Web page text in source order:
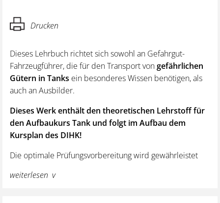
Drucken
Dieses Lehrbuch richtet sich sowohl an Gefahrgut-
Fahrzeugführer, die für den Transport vongefährlichen
Gütern in Tanks ein besonderes Wissen benötigen, als
auch an Ausbilder.
Dieses Werk enthält den theoretischen Lehrstoff für
den Aufbaukurs Tank und folgt im Aufbau dem
Kursplan des DIHK!
Die optimale Prüfungsvorbereitung wird gewährleistet
weiterlesen